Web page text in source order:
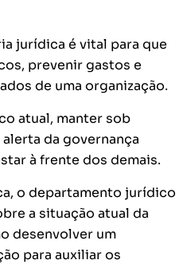
jurídica é vital para que
prevenir gastos e
de uma organização.
atual, manter sob
da governança
à frente dos demais.
o departamento jurídico
a situação atual da
desenvolver um
para auxiliar os